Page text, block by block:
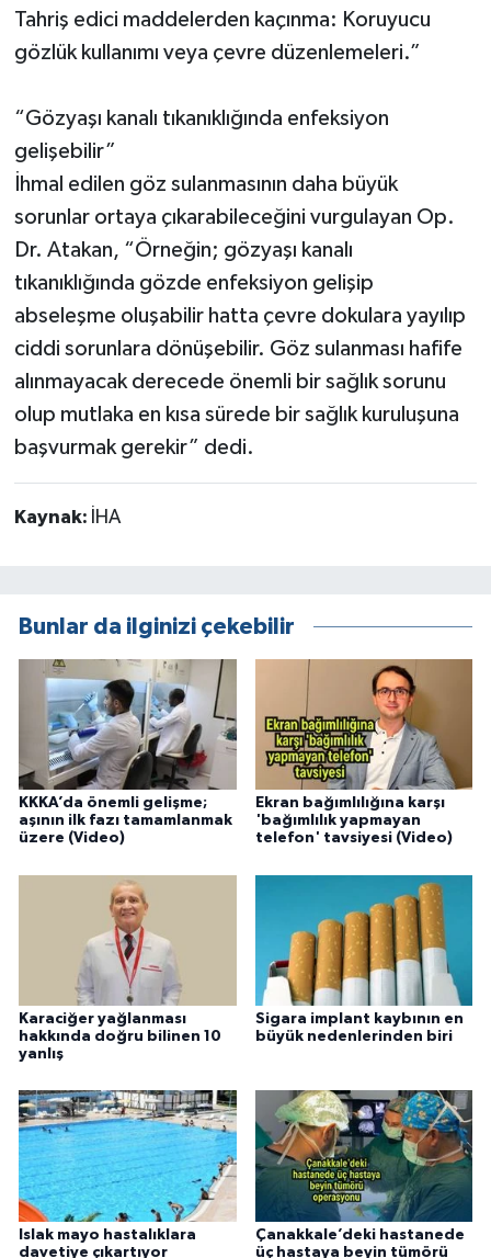
Tahriş edici maddelerden kaçınma: Koruyucu
gözlük kullanımı veya çevre düzenlemeleri.”
“Gözyaşı kanalı tıkanıklığında enfeksiyon
gelişebilir”
İhmal edilen göz sulanmasının daha büyük
sorunlar ortaya çıkarabileceğini vurgulayan Op.
Dr. Atakan, “Örneğin; gözyaşı kanalı
tıkanıklığında gözde enfeksiyon gelişip
abseleşme oluşabilir hatta çevre dokulara yayılıp
ciddi sorunlara dönüşebilir. Göz sulanması hafife
alınmayacak derecede önemli bir sağlık sorunu
olup mutlaka en kısa sürede bir sağlık kuruluşuna
başvurmak gerekir” dedi.
Kaynak: İHA
Bunlar da ilginizi çekebilir
KKKA’da önemli gelişme;
aşının ilk fazı tamamlanmak
üzere (Video)
Ekran bağımlılığına karşı
'bağımlılık yapmayan
telefon' tavsiyesi (Video)
Karaciğer yağlanması
hakkında doğru bilinen 10
yanlış
Sigara implant kaybının en
büyük nedenlerinden biri
Islak mayo hastalıklara
davetiye çıkartıyor
Çanakkale’deki hastanede
üç hastaya beyin tümörü